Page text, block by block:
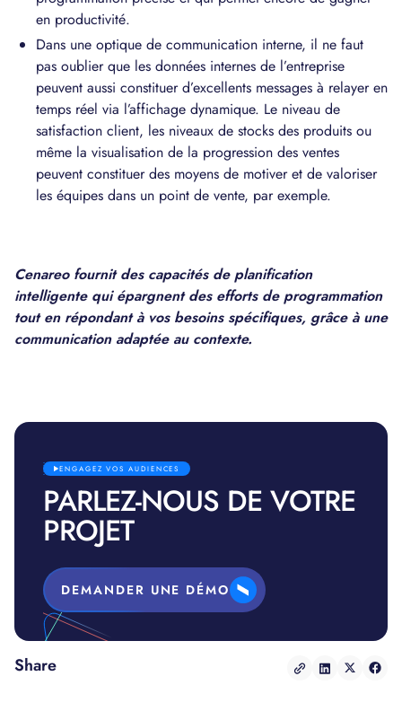
ENGAGEZ VOS AUDIENCES
PARLEZ-NOUS DE VOTRE
PROJET
DEMANDER UNE DÉMO
Share
en productivité.
Dans une optique de communication interne, il ne faut
pas oublier que les données internes de l’entreprise
peuvent aussi constituer d’excellents messages à relayer en
temps réel via l’affichage dynamique. Le niveau de
satisfaction client, les niveaux de stocks des produits ou
même la visualisation de la progression des ventes
peuvent constituer des moyens de motiver et de valoriser
les équipes dans un point de vente, par exemple.
Cenareo fournit des capacités de planification
intelligente qui épargnent des efforts de programmation
tout en répondant à vos besoins spécifiques, grâce à une
communication adaptée au contexte.